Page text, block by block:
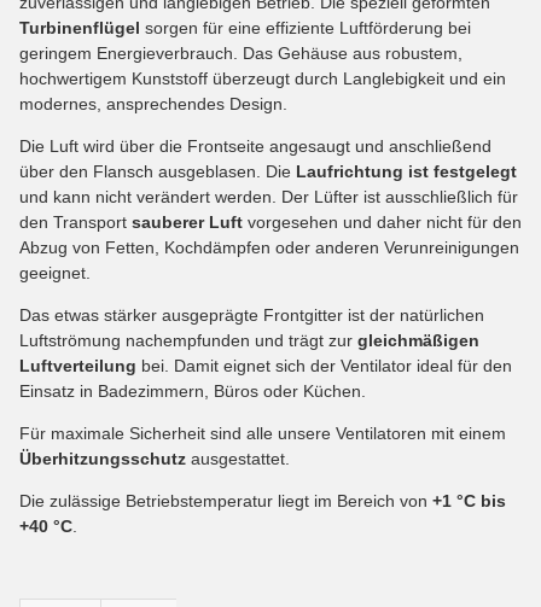
Turbinenflügel sorgen für eine effiziente Luftförderung bei
geringem Energieverbrauch. Das Gehäuse aus robustem,
hochwertigem Kunststoff überzeugt durch Langlebigkeit und ein
modernes, ansprechendes Design.
Die Luft wird über die Frontseite angesaugt und anschließend
über den Flansch ausgeblasen. Die Laufrichtung ist festgelegt
und kann nicht verändert werden. Der Lüfter ist ausschließlich für
den Transport sauberer Luft vorgesehen und daher nicht für den
Abzug von Fetten, Kochdämpfen oder anderen Verunreinigungen
geeignet.
Das etwas stärker ausgeprägte Frontgitter ist der natürlichen
Luftströmung nachempfunden und trägt zur gleichmäßigen
Luftverteilung bei. Damit eignet sich der Ventilator ideal für den
Einsatz in Badezimmern, Büros oder Küchen.
Für maximale Sicherheit sind alle unsere Ventilatoren mit einem
Überhitzungsschutz ausgestattet.
Die zulässige Betriebstemperatur liegt im Bereich von +1 °C bis
+40 °C